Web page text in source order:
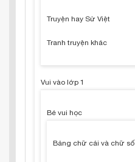
Truyện hay Sử Việt
Tranh truyện khác
Vui vào lớp 1
Bé vui học
Bảng chữ cái và chữ số